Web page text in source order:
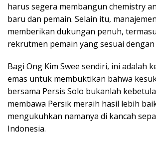
harus segera membangun chemistry
baru dan pemain. Selain itu,
memberikan dukungan penuh,
rekrutmen pemain yang sesuai
Bagi Ong Kim Swee sendiri, ini adalah
emas untuk membuktikan bahwa
bersama Persis Solo bukanlah
membawa Persik meraih hasil lebih
mengukuhkan namanya di kancah
Indonesia.